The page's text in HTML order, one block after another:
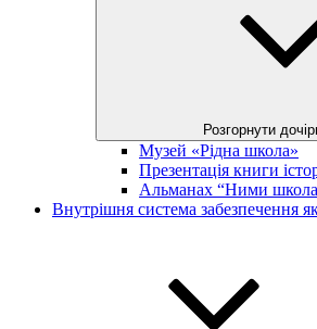
Розгорнути
Музей «Рідна школа»
Презентація книги
Альманах “Ними школа
Внутрішня система забезпечення